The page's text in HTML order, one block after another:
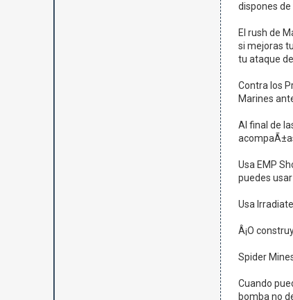
dispones de
El rush de
si mejoras
tu ataque
Contra los
Marines
Al final de
Usa EMP
puedes
Usa
Â¡O
Spider
Cuando
bomba no